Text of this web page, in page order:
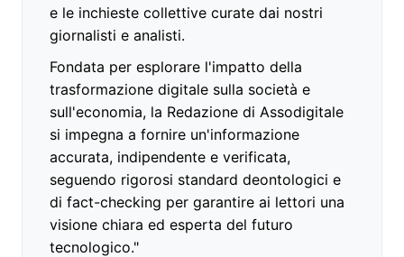
e le inchieste collettive curate dai nostri
giornalisti e analisti.
Fondata per esplorare l'impatto della
trasformazione digitale sulla società e
sull'economia, la Redazione di Assodigitale
si impegna a fornire un'informazione
accurata, indipendente e verificata,
seguendo rigorosi standard deontologici e
di fact-checking per garantire ai lettori una
visione chiara ed esperta del futuro
tecnologico."